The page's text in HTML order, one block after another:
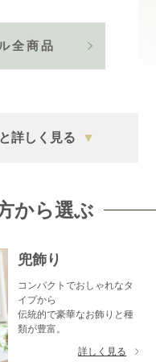
全商品
詳しく見る ▼
から選ぶ
兜飾り
コンパクトでおしゃれなタ
イプから
伝統的で豪華なお飾りと種
類が豊富。
詳しく見る